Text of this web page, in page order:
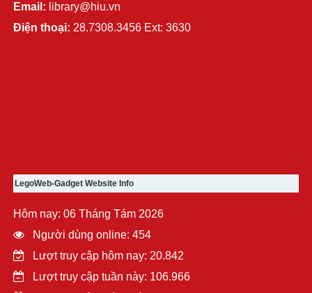
Email: library@hiu.vn
Điện thoại: 28.7308.3456 Ext: 3630
LegoWeb-Gadget Website Info
Hôm nay: 06 Tháng Tám 2026
Người dùng online: 454
Lượt truy cập hôm nay: 20.842
Lượt truy cập tuần này: 106.966